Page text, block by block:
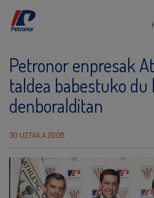
Petronor enpresak
taldea babestuko du
denboralditan
30 UZTAILA 2008